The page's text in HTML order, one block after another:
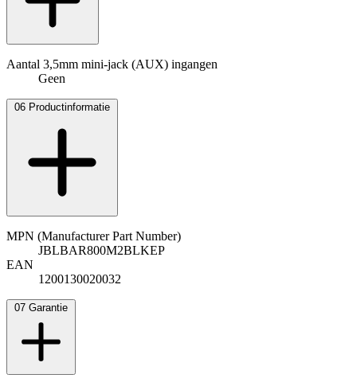
Aantal 3,5mm mini-jack (AUX) ingangen
Geen
06 Productinformatie
MPN (Manufacturer Part Number)
JBLBAR800M2BLKEP
EAN
1200130020032
07 Garantie